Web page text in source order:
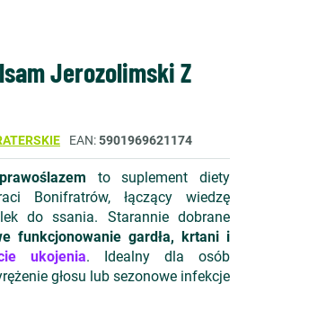
Jerozolimski Z
EAN 5901969621174
to suplement diety
Bonifratrów, łączący wiedzę
do ssania. Starannie dobrane
funkcjonowanie gardła, krtani i
ukojenia. Idealny dla osób
głosu lub sezonowe infekcje